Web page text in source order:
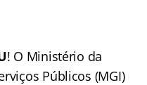
! O Ministério da
Públicos (MGI)